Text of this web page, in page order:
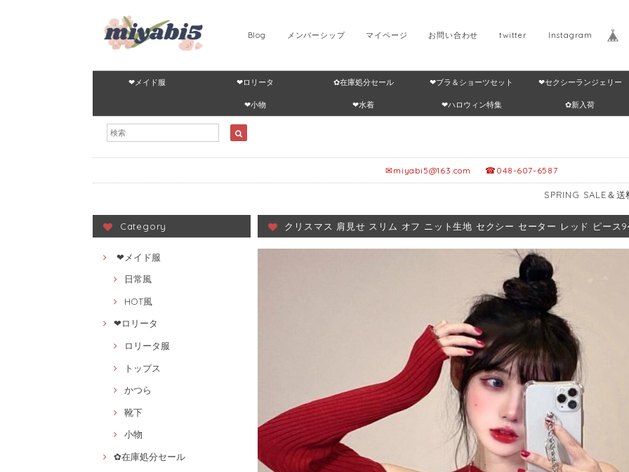
Instagram
twitter
お問い合わせ
マイページ
メンバーシップ
Blog
返品・交換につ
Home
❤メイド服 ❤ロリータ ✿在庫処分セール ❤ブラ＆ショーツセット ❤セクシーランジェリー
❤小物 ❤水着 ❤ハロウィン特集 ✿新入荷
✉miyabi5@163.com ☎048-607-6587
SPRING SALE＆送料無料
Category
❤メイド服
日常風
HOT風
❤ロリータ
ロリータ服
トップス
かつら
靴下
小物
✿在庫処分セール
クリスマス 肩見せ スリム オフ ニット生地 セクシー セーター レッド ピース